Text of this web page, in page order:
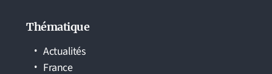
Thématique
Actualités
France